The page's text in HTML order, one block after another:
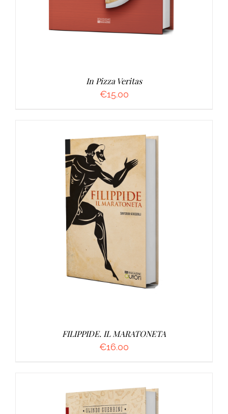
In Pizza Veritas
€15.00
AGGIUNGI AL CARRELLO
FILIPPIDE. IL MARATONETA
€16.00